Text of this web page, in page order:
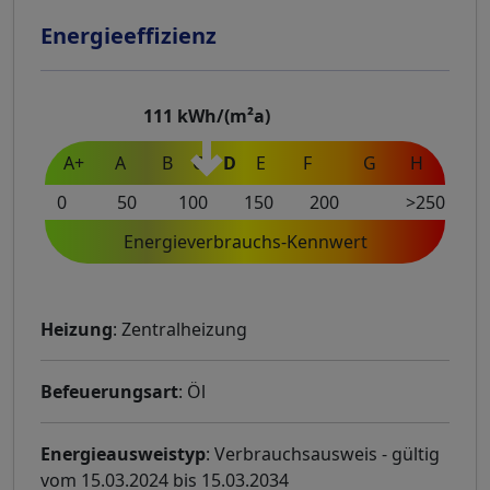
Energieeffizienz
A+ A B C D E F G H
111 kWh/(m²a)
0 50 100 150 200
>250
Energieverbrauchs-Kennwert
Heizung: Zentralheizung
Befeuerungsart: Öl
Energieausweistyp: Verbrauchsausweis - gültig
vom 15.03.2024 bis 15.03.2034